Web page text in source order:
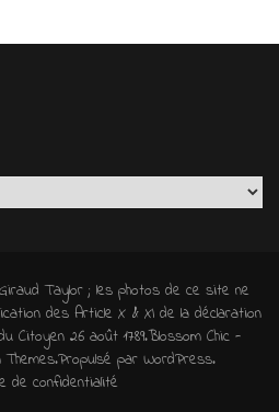
Taylor ; les photos de ce site ne
des Article X & XI de la déclaration
Citoyen 26 août 1789.Blossom Chic -
.Propulsé par WordPress.
de confidentialité